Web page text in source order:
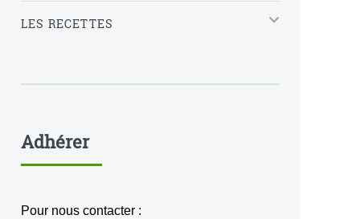
LES RECETTES
Adhérer
Pour nous contacter :